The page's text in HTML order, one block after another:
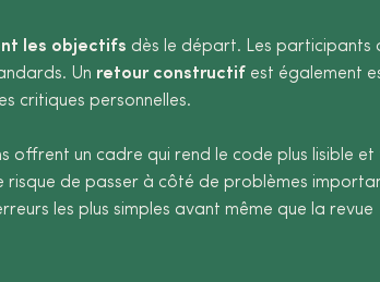
les objectifs dès le départ. Les participants
Un retour constructif est également
critiques personnelles.
offrent un cadre qui rend le code plus lisible et
risque de passer à côté de problèmes
les plus simples avant même que la revue